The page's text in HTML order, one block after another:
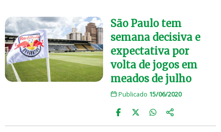
São Paulo tem
semana decisiva e
expectativa por
volta de jogos em
meados de julho
Publicado 15/06/2020